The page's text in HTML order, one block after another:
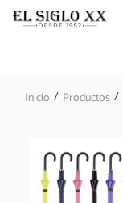
Inicio / Productos /